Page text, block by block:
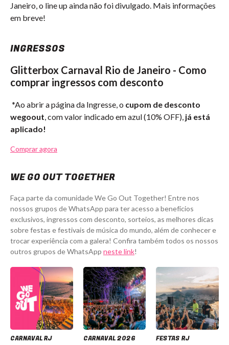
Janeiro, o line up ainda não foi divulgado. Mais informações
em breve!
INGRESSOS
Glitterbox Carnaval Rio de Janeiro - Como
comprar ingressos com desconto
*Ao abrir a página da Ingresse, o cupom de desconto
wegoout, com valor indicado em azul (10% OFF), já está
aplicado!
Comprar agora
WE GO OUT TOGETHER
Faça parte da comunidade We Go Out Together! Entre nos
nossos grupos de WhatsApp para ter acesso a benefícios
exclusivos, ingressos com desconto, sorteios, as melhores dicas
sobre festas e festivais de música do mundo, além de conhecer e
trocar experiência com a galera! Confira também todos os nossos
outros grupos de WhatsApp neste link!
CARNAVAL RJ CARNAVAL 2026 FESTAS RJ